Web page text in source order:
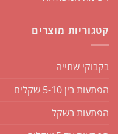
קטגוריות מוצרים
בקבוקי שתייה
הפתעות בין 5-10 שקלים
הפתעות בשקל